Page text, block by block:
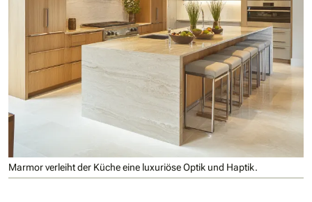
Marmor verleiht der Küche eine luxuriöse Optik und Haptik.